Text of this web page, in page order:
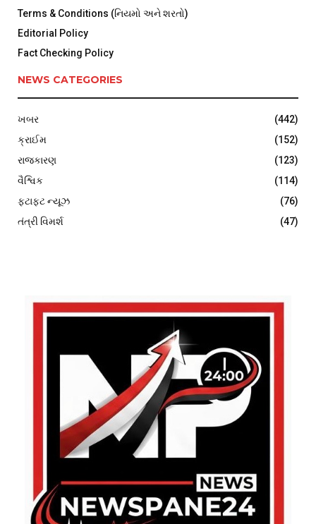
Terms & Conditions (નિયમો અને શરતો)
Editorial Policy
Fact Checking Policy
NEWS CATEGORIES
ખબર
(442)
ક્રાઈમ
(152)
રાજકારણ
(123)
વૈશ્વિક
(114)
ફટાફટ ન્યૂઝ
(76)
તંત્રી વિમર્શ
(47)